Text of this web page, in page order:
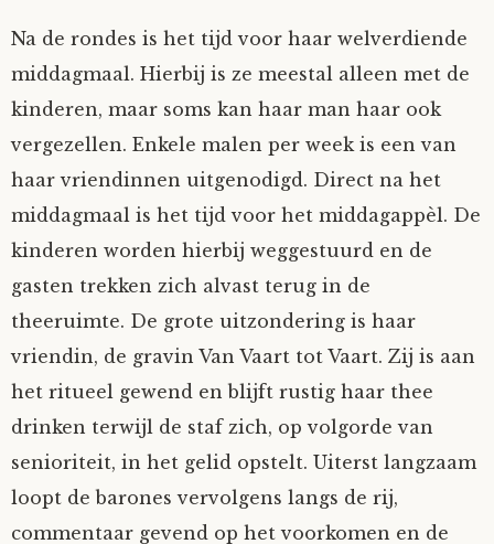
Na de rondes is het tijd voor haar welverdiende
middagmaal. Hierbij is ze meestal alleen met de
kinderen, maar soms kan haar man haar ook
vergezellen. Enkele malen per week is een van
haar vriendinnen uitgenodigd. Direct na het
middagmaal is het tijd voor het middagappèl. De
kinderen worden hierbij weggestuurd en de
gasten trekken zich alvast terug in de
theeruimte. De grote uitzondering is haar
vriendin, de gravin Van Vaart tot Vaart. Zij is aan
het ritueel gewend en blijft rustig haar thee
drinken terwijl de staf zich, op volgorde van
senioriteit, in het gelid opstelt. Uiterst langzaam
loopt de barones vervolgens langs de rij,
commentaar gevend op het voorkomen en de